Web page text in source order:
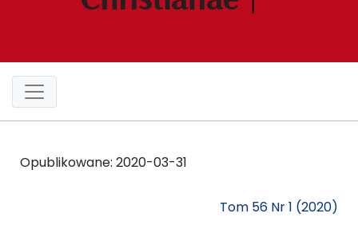
Opublikowane: 2020-03-31
Tom 56 Nr 1 (2020)